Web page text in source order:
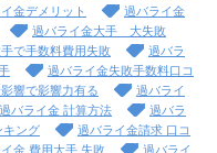
金デメリット
過バライ金
過バライ金大手 大失敗
で手数料費用失敗
過バラ
過バライ金失敗手数料口コ
響で影響力有る
過バライ
過バライ金 計算方法
過バラ
キング
過バライ金請求 口コ
金 費用大手 失敗 過バライ